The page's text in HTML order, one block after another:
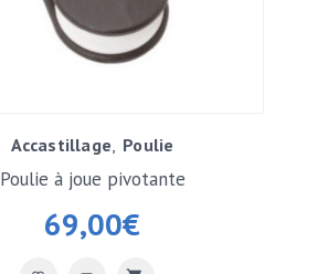
Accastillage Poulie
69,00€
Poulie à joue pivotante